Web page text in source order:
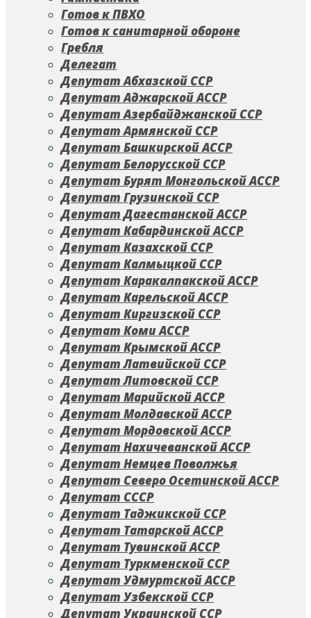
Готов к ПВХО
Готов к санитарной обороне
Гребля
Делегат
Депутат Абхазской ССР
Депутат Аджарской АССР
Депутат Азербайджанской ССР
Депутат Армянской ССР
Депутат Башкирской АССР
Депутат Белорусской ССР
Депутат Бурят Монгольской АССР
Депутат Грузинской ССР
Депутат Дагестанской АССР
Депутат Кабардинской АССР
Депутат Казахской ССР
Депутат Калмыцкой ССР
Депутат Каракалпакской АССР
Депутат Карельской АССР
Депутат Киргизской ССР
Депутат Коми АССР
Депутат Крымской АССР
Депутат Латвийской ССР
Депутат Литовской ССР
Депутат Марийской АССР
Депутат Молдавской АССР
Депутат Мордовской АССР
Депутат Нахичеванской АССР
Депутат Немцев Поволжья
Депутат Северо Осетинской АССР
Депутат СССР
Депутат Таджикской ССР
Депутат Татарской АССР
Депутат Тувинской АССР
Депутат Туркменской ССР
Депутат Удмуртской АССР
Депутат Узбекской ССР
Депутат Украинской ССР